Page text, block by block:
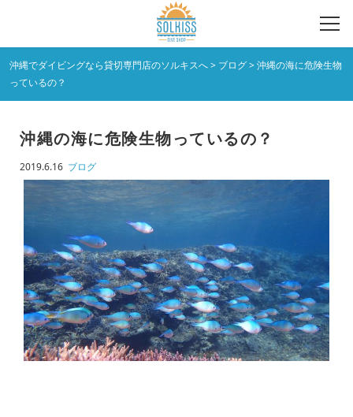
沖縄でダイビングなら貸切専門店のソルキスへ> ブログ>沖縄の海に危険生物
っているの？
沖縄の海に危険生物っているの？
2019.6.16 ブログ